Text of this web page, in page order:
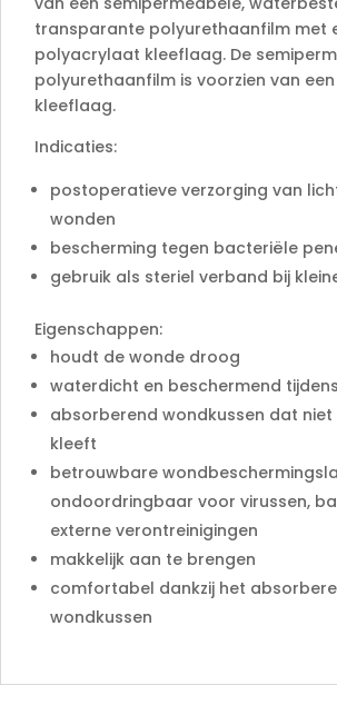
transparante polyurethaanfilm met
polyacrylaat kleeflaag. De
polyurethaanfilm is voorzien van
kleeflaag.
Indicaties:
postoperatieve verzorging van
wonden
bescherming tegen bacteriële
gebruik als steriel verband bij
Eigenschappen:
houdt de wonde droog
waterdicht en beschermend
absorberend wondkussen dat
kleeft
betrouwbare
ondoordringbaar voor virussen,
externe verontreinigingen
makkelijk aan te brengen
comfortabel dankzij het
wondkussen